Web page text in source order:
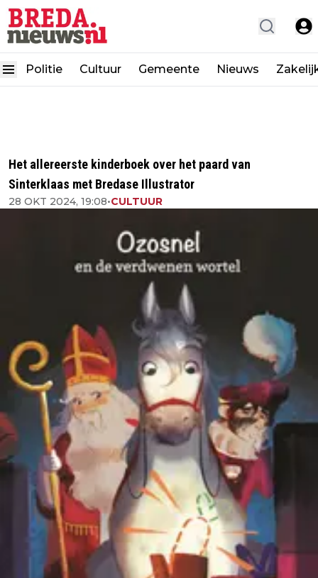
Politie Cultuur Gemeente Nieuws
Het allereerste kinderboek over het paard van
Sinterklaas met Bredase Illustrator
28 OKT 2024, 19:08•CULTUUR